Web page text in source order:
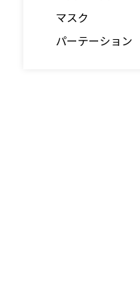
マスク
パーテーション